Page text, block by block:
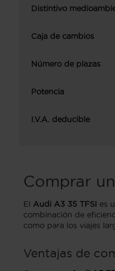
Distintivo
Caja de cambios
Número de plazas
Potencia
I.V.A. deducible
Comprar
El Audi A3 35 TFSI es
combinación de
como para los viajes
Ventajas de